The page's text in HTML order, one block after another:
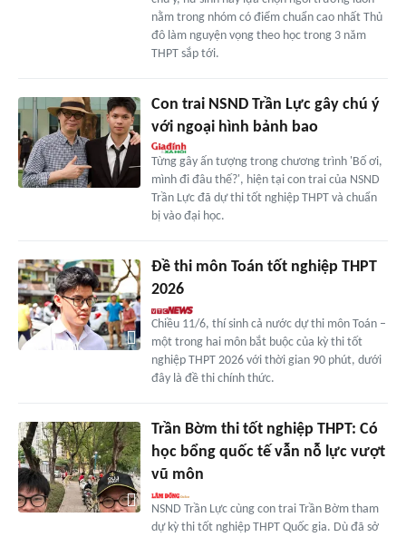
nằm trong nhóm có điểm chuẩn cao nhất Thủ
đô làm nguyện vọng theo học trong 3 năm
THPT sắp tới.
Con trai NSND Trần Lực gây chú ý
với ngoại hình bảnh bao
Từng gây ấn tượng trong chương trình 'Bố ơi,
mình đi đâu thế?', hiện tại con trai của NSND
Trần Lực đã dự thi tốt nghiệp THPT và chuẩn
bị vào đại học.
Đề thi môn Toán tốt nghiệp THPT
2026
Chiều 11/6, thí sinh cả nước dự thi môn Toán –
một trong hai môn bắt buộc của kỳ thi tốt
nghiệp THPT 2026 với thời gian 90 phút, dưới
đây là đề thi chính thức.
Trần Bờm thi tốt nghiệp THPT: Có
học bổng quốc tế vẫn nỗ lực vượt
vũ môn
NSND Trần Lực cùng con trai Trần Bờm tham
dự kỳ thi tốt nghiệp THPT Quốc gia. Dù đã sở